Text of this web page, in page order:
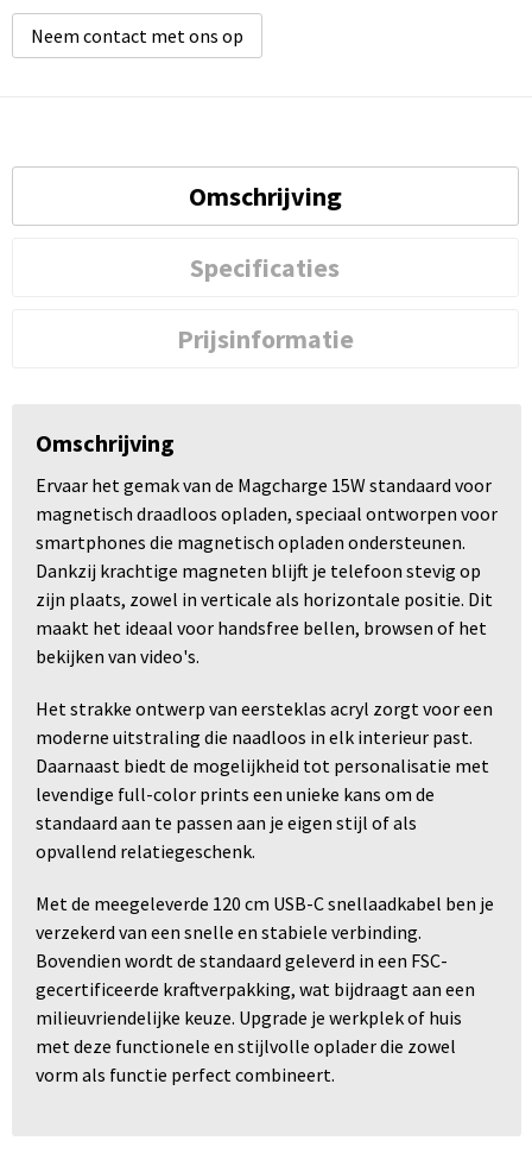
Neem contact met ons op
Omschrijving
Specificaties
Prijsinformatie
Omschrijving
Ervaar het gemak van de Magcharge 15W standaard voor
magnetisch draadloos opladen, speciaal ontworpen voor
smartphones die magnetisch opladen ondersteunen.
Dankzij krachtige magneten blijft je telefoon stevig op
zijn plaats, zowel in verticale als horizontale positie. Dit
maakt het ideaal voor handsfree bellen, browsen of het
bekijken van video's.​
Het strakke ontwerp van eersteklas acryl zorgt voor een
moderne uitstraling die naadloos in elk interieur past.
Daarnaast biedt de mogelijkheid tot personalisatie met
levendige full-color prints een unieke kans om de
standaard aan te passen aan je eigen stijl of als
opvallend relatiegeschenk.​
Met de meegeleverde 120 cm USB-C snellaadkabel ben je
verzekerd van een snelle en stabiele verbinding.
Bovendien wordt de standaard geleverd in een FSC-
gecertificeerde kraftverpakking, wat bijdraagt aan een
milieuvriendelijke keuze. Upgrade je werkplek of huis
met deze functionele en stijlvolle oplader die zowel
vorm als functie perfect combineert.